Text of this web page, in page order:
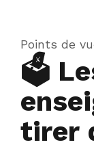
Points de
🗳
tirer